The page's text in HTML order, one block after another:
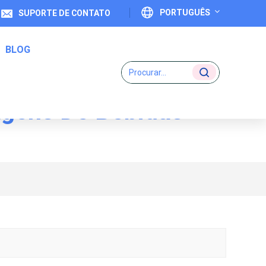
PORTUGUÊS
Deutsch
SUPORTE DE CONTATO
BLOG
De Bebidas